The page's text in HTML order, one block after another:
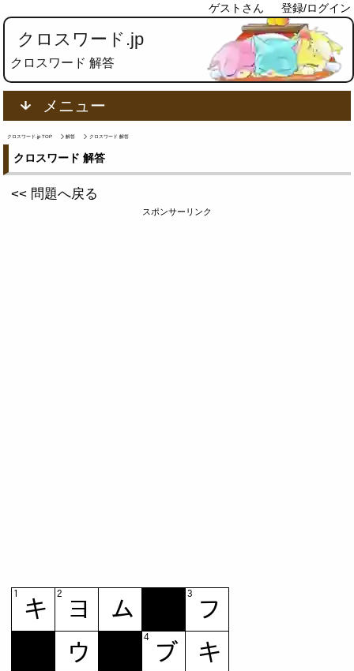
ゲストさん 登録/ログイン
クロスワード.jp
クロスワード 解答
メニュー
クロスワード.jp TOP 解答 クロスワード 解答
クロスワード 解答
<< 問題へ戻る
スポンサーリンク